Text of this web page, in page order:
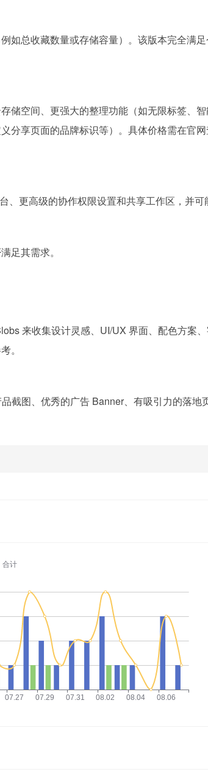
如总收藏数量或存储容量）。该版本完全满足
储空间、更强大的整理功能（如无限标签、
分享页面的品牌标识等）。具体价格需在官
、更高级的协作权限设置和共享工作区，并可
足其需求。
来收集设计灵感、UI/UX 界面、配色方案
。
截图、优秀的广告 Banner、有吸引力的落地